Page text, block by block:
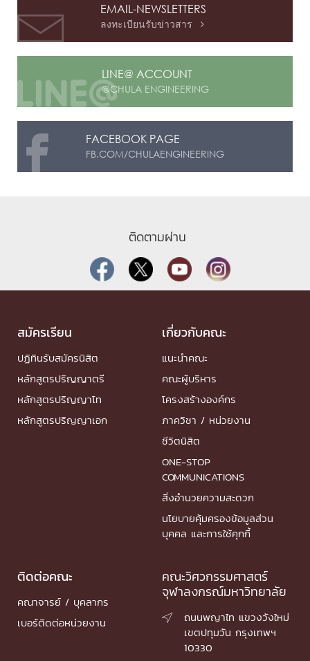
EMAIL-NEWSLETTERS
ลงทะเบียนรับข่าวสาร 
LINE@ ACCOUNT
@CHULA ENGINEERING
FACEBOOK PAGE
FB.COM/CHULAENGINEERING
ติดตามผ่าน
สมัครเรียน
ปฏิทินรับสมัครนิสิต
หลักสูตรปริญญาตรี
หลักสูตรปริญญาโท
หลักสูตรปริญญาเอก
เกี่ยวกับคณะ
แนะนำคณะ
คณะผู้บริหาร
โครงสร้างองค์กร
ภาควิชา / หน่วยงาน
ชีวิตนิสิต
ONE-STOP
COMMUNICATIONS
สิ่งอำนวยความสะดวก
นโยบายคุ้มครองข้อมูลส่วน
บุคคล และการใช้คุกกี้
ติดต่อคณะ
คณาจารย์ / บุคลากร
เบอร์ติดต่อหน่วยงาน
คณะวิศวกรรมศาสตร์
จุฬาลงกรณ์มหาวิทยาลัย

ถนนพญาไท แขวงวังใหม่
เขตปทุมวัน กรุงเทพฯ
10330